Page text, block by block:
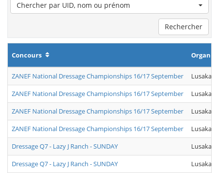
Chercher par UID, nom ou prénom
Rechercher
Concours
ZANEF National Dressage Championships 16/17 September
Lusaka
ZANEF National Dressage Championships 16/17 September
Lusaka
ZANEF National Dressage Championships 16/17 September
Lusaka
ZANEF National Dressage Championships 16/17 September
Lusaka
Dressage Q7 - Lazy J Ranch - SUNDAY
Lusaka
Dressage Q7 - Lazy J Ranch - SUNDAY
Lusaka